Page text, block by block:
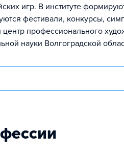
игр. В институте
фестивали, конкурсы,
профессионального
науки Волгоградской